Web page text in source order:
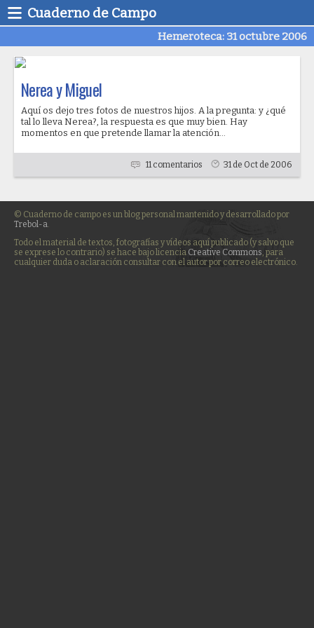
Cuaderno de Campo
Hemeroteca: 31 octubre 2006
Nerea y Miguel
Aquí os dejo tres fotos de nuestros hijos. A la pregunta: y ¿qué
tal lo lleva Nerea?, la respuesta es que muy bien. Hay
momentos en que pretende llamar la atención...
11 comentarios 31 de Oct de 2006
© Cuaderno de campo es un blog personal mantenido y desarrollado por
Trebol-a.
Todo el material de textos, fotografías y vídeos aquí publicado (y salvo que
se exprese lo contrario) se hace bajo licencia Creative Commons, para
cualquier duda o aclaración consultar con el autor por correo electrónico.